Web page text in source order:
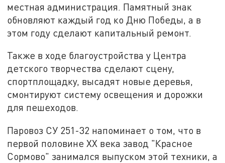
местная администрация. Памятный знак
обновляют каждый год ко Дню Победы, а в
этом году сделают капитальный ремонт.
Также в ходе благоустройства у Центра
детского творчества сделают сцену,
спортплощадку, высадят новые деревья,
смонтируют систему освещения и дорожки
для пешеходов.
Паровоз СУ 251-32 напоминает о том, что в
первой половине XX века завод "Красное
Сормово" занимался выпуском этой техники, а